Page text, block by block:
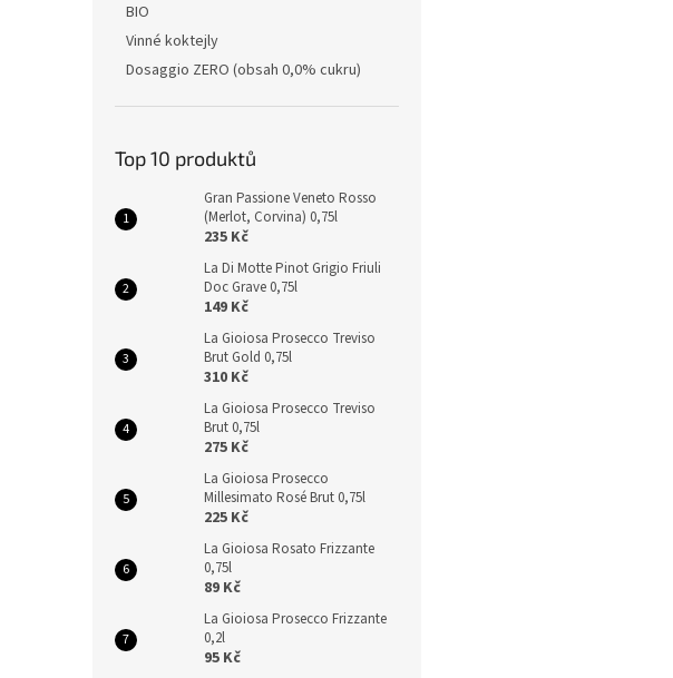
BIO
Vinné koktejly
Dosaggio ZERO (obsah 0,0% cukru)
Top 10 produktů
Gran Passione Veneto Rosso
(Merlot, Corvina) 0,75l
235 Kč
La Di Motte Pinot Grigio Friuli
Doc Grave 0,75l
149 Kč
La Gioiosa Prosecco Treviso
Brut Gold 0,75l
310 Kč
La Gioiosa Prosecco Treviso
Brut 0,75l
275 Kč
La Gioiosa Prosecco
Millesimato Rosé Brut 0,75l
225 Kč
La Gioiosa Rosato Frizzante
0,75l
89 Kč
La Gioiosa Prosecco Frizzante
0,2l
95 Kč